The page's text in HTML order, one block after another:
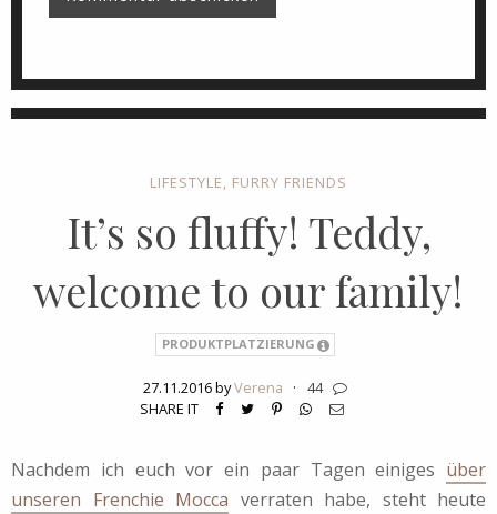
LIFESTYLE, FURRY FRIENDS
It’s so fluffy! Teddy,
welcome to our family!
PRODUKTPLATZIERUNG
27.11.2016 byVerena ·
44
SHARE IT
Nachdem ich euch vor ein paar Tagen einiges über
unseren Frenchie Mocca verraten habe, steht heute